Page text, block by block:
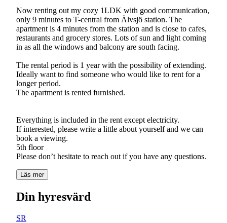
Now renting out my cozy 1LDK with good communication,
only 9 minutes to T-central from Älvsjö station. The
apartment is 4 minutes from the station and is close to cafes,
restaurants and grocery stores. Lots of sun and light coming
in as all the windows and balcony are south facing.
The rental period is 1 year with the possibility of extending.
Ideally want to find someone who would like to rent for a
longer period.
The apartment is rented furnished.
Everything is included in the rent except electricity.
If interested, please write a little about yourself and we can
book a viewing.
5th floor
Läs mer
Din hyresvärd
SR